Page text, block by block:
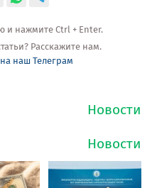
нажмите Ctrl + Enter.
Расскажите нам.
на наш Телеграм